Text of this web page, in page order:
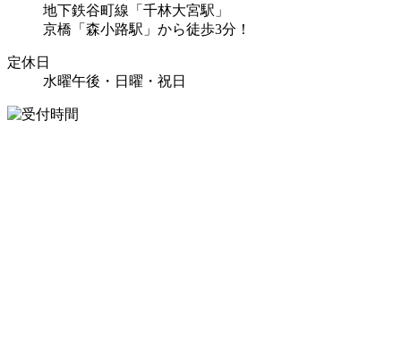
地下鉄谷町線「千林大宮駅」
京橋「森小路駅」から徒歩3分！
定休日
水曜午後・日曜・祝日